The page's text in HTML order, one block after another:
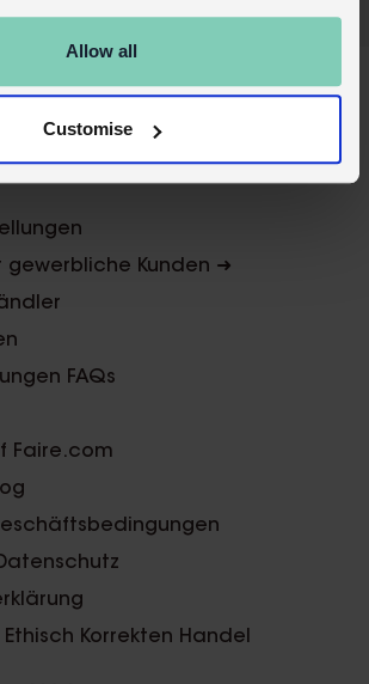
Allow all
Customise
gewerbliche Kunden ➜
FAQs
Faire.com
Korrekten Handel